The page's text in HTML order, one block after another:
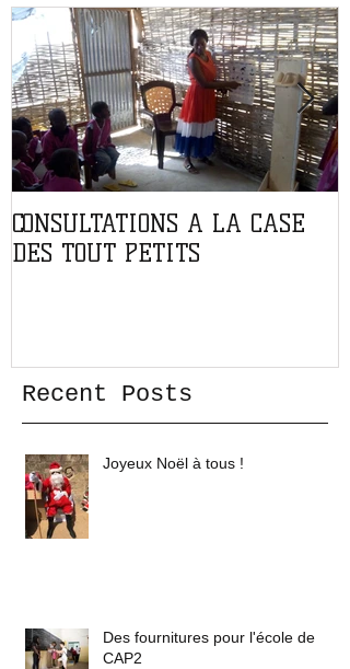
CONSULTATIONS A LA CASE
DES TOUT PETITS
Recent Posts
Joyeux Noël à tous !
Des fournitures pour l'école de
CAP2